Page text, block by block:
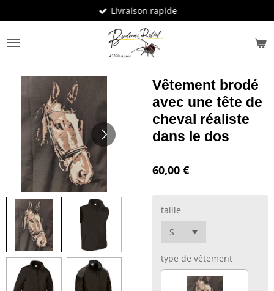
au
contenu
principal
Livraison rapide
Vêtement brodé
avec une tête de
cheval réaliste
dans le dos
60,00 €
taille
type de vêtement